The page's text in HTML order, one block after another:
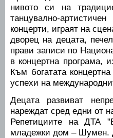
нивото си на
танцувално-
концерти, играят на
дворец на децата,
прави записи по
в концертна програма,
Към богатата
успехи на
Децата развиват
нареждат сред едни от
Репетициите на ДТА
младежки дом – Шумен.